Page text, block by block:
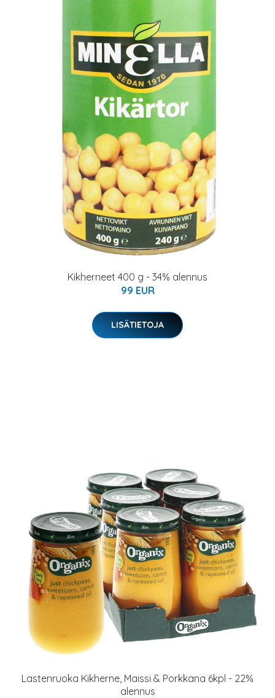
Kikherneet 400 g - 34% alennus
99 EUR
LISÄTIETOJA
Lastenruoka Kikherne, Maissi & Porkkana 6kpl - 22%
alennus